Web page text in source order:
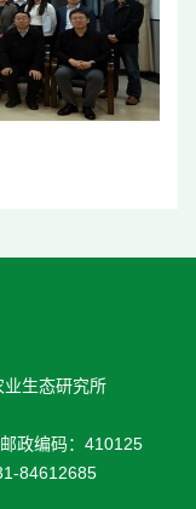
业生态研究所
邮政编码：410125
84612685